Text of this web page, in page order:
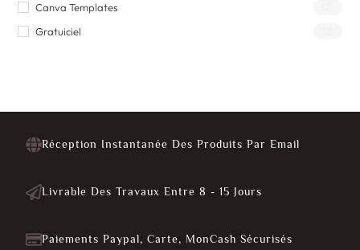
Canva Templates
Gratuiciel
Réception Instantanée Des Produits Par Email
Livrable Des Travaux Entre 8 - 15 Jours
Paiements Paypal, Carte, MonCash Sécurisés